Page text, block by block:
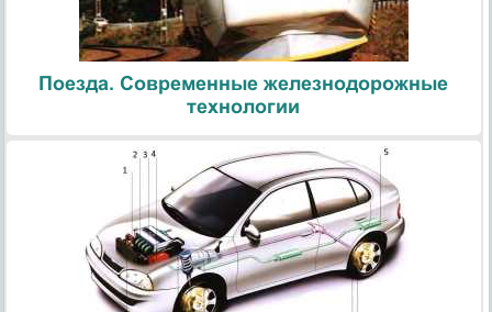
Поезда. Современные железнодорожные
технологии